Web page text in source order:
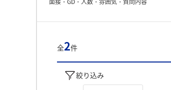
全2件
絞り込み